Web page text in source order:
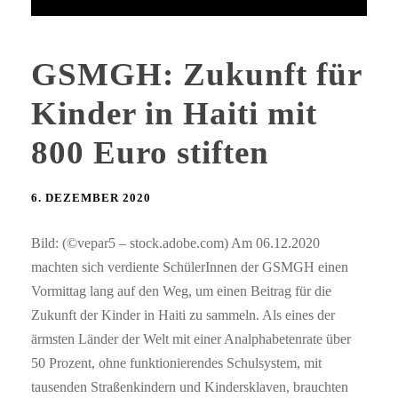
GSMGH: Zukunft für
Kinder in Haiti mit
800 Euro stiften
6. DEZEMBER 2020
Bild: (©vepar5 – stock.adobe.com) Am 06.12.2020
machten sich verdiente SchülerInnen der GSMGH einen
Vormittag lang auf den Weg, um einen Beitrag für die
Zukunft der Kinder in Haiti zu sammeln. Als eines der
ärmsten Länder der Welt mit einer Analphabetenrate über
50 Prozent, ohne funktionierendes Schulsystem, mit
tausenden Straßenkindern und Kindersklaven, brauchten